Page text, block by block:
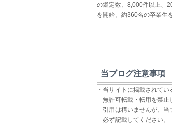
の鑑定数、8,000件以上、
を開始。約360名の卒業生
当ブログ注意事項
・当サイトに掲載されて
無許可転載・転用を禁止
引用は構いませんが、
必ず記載してください。